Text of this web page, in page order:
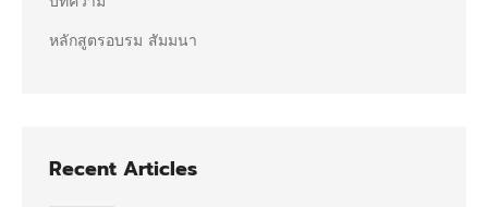
หลักสูตรอบรม สัมมนา
Recent Articles